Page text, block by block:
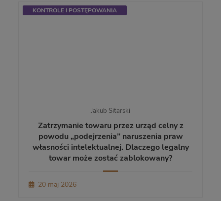
KONTROLE I POSTĘPOWANIA
Jakub Sitarski
Zatrzymanie towaru przez urząd celny z
powodu „podejrzenia” naruszenia praw
własności intelektualnej. Dlaczego legalny
towar może zostać zablokowany?
20 maj 2026